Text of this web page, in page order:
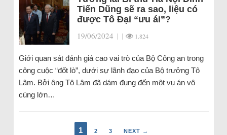
Tiến Dũng sẽ ra sao, liệu có
được Tô Đại “ưu ái”?
19/06/2024 | | 1.824
Giới quan sát đánh giá cao vai trò của Bộ Công an trong
công cuộc “đốt lò”, dưới sự lãnh đạo của Bộ trưởng Tô
Lâm. Bởi ông Tô Lâm đã dám đụng đến một vụ án vô
cùng lớn…
1 2 3 NEXT →